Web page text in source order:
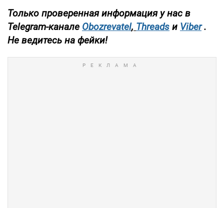
Только проверенная информация у нас в
Telegram-канале Obozrevatel, Threads и Viber .
Не ведитесь на фейки!